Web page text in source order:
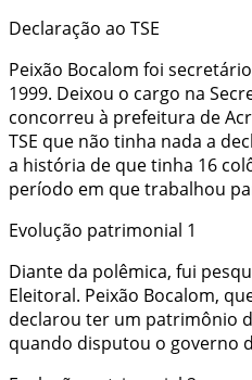
Declaração ao TSE
Peixão Bocalom foi
1999. Deixou o cargo na
concorreu à prefeitura de
TSE que não tinha nada a
a história de que tinha 16
período em que trabalhou
Evolução patrimonial 1
Diante da polêmica, fui
Eleitoral. Peixão Bocalom,
declarou ter um patrimônio
quando disputou o governo